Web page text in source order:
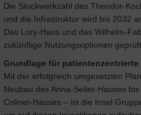
Die Stockwerkzahl des Theodor-
und die Infrastruktur wird bis 2032
Das Lory-Haus und das Wilhelm-
zukünftige Nutzungsoptionen geprüft.
Grundlage für
Mit der erfolgreich umgesetzten
Neubau des Anna-Seiler-Hauses
Colinet-Hauses – ist die Insel